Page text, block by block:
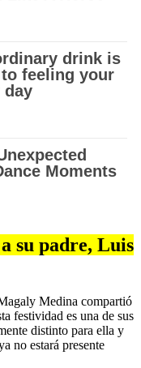
su padre, Luis
Medina compartió
festividad es una de sus
distinto para ella y
no estará presente